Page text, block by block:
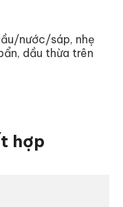
nước/sáp, nhẹ
dầu thừa trên
hợp